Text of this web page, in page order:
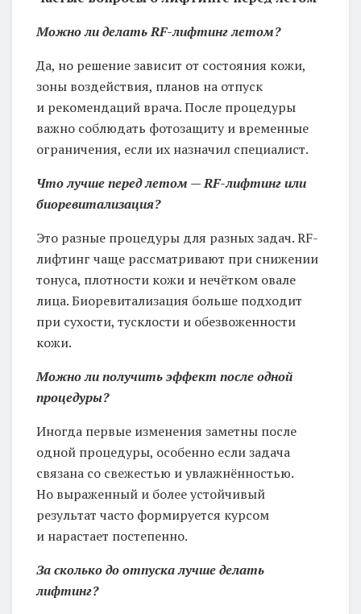
Можно ли делатьRF-лифтинг летом?
Да, но решение зависит от состояния кожи,
зоны воздействия, планов на отпуск
и рекомендаций врача. После процедуры
важно соблюдать фотозащиту и временные
ограничения, если их назначил специалист.
Что лучше перед летом —RF-лифтинг или
биоревитализация?
Это разные процедуры для разных задач. RF-
лифтинг чаще рассматривают при снижении
тонуса, плотности кожи и нечётком овале
лица. Биоревитализация больше подходит
при сухости, тусклости и обезвоженности
кожи.
Можно ли получить эффект после одной
процедуры?
Иногда первые изменения заметны после
одной процедуры, особенно если задача
связана со свежестью и увлажнённостью.
Но выраженный и более устойчивый
результат часто формируется курсом
и нарастает постепенно.
За сколько до отпуска лучше делать
лифтинг?